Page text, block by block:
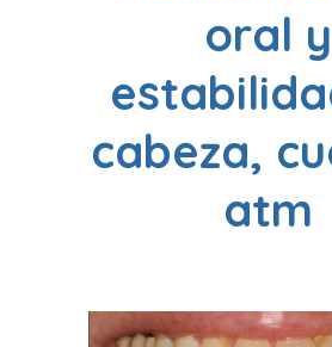
oral y
cabeza,
atm